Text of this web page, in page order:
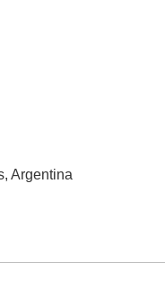
Argentina